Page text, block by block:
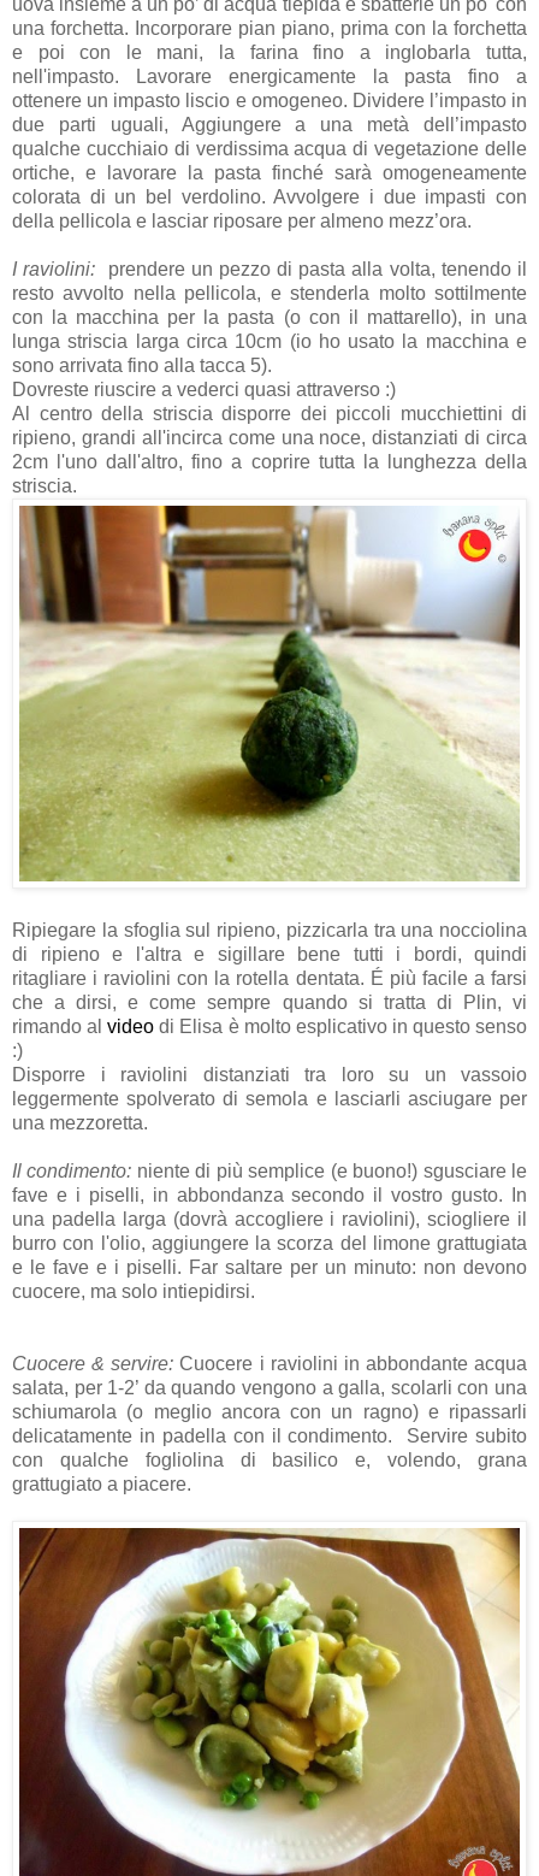
uova insieme a un po’ di acqua tiepida e sbatterle un po' con
una forchetta. Incorporare pian piano, prima con la forchetta
e poi con le mani, la farina fino a inglobarla tutta,
nell'impasto. Lavorare energicamente la pasta fino a
ottenere un impasto liscio e omogeneo. Dividere l’impasto in
due parti uguali, Aggiungere a una metà dell’impasto
qualche cucchiaio di verdissima acqua di vegetazione delle
ortiche, e lavorare la pasta finché sarà omogeneamente
colorata di un bel verdolino. Avvolgere i due impasti con
della pellicola e lasciar riposare per almeno mezz’ora.
I raviolini: prendere un pezzo di pasta alla volta, tenendo il
resto avvolto nella pellicola, e stenderla molto sottilmente
con la macchina per la pasta (o con il mattarello), in una
lunga striscia larga circa 10cm (io ho usato la macchina e
sono arrivata fino alla tacca 5).
Dovreste riuscire a vederci quasi attraverso :)
Al centro della striscia disporre dei piccoli mucchiettini di
ripieno, grandi all'incirca come una noce, distanziati di circa
2cm l'uno dall'altro, fino a coprire tutta la lunghezza della
striscia.
Ripiegare la sfoglia sul ripieno, pizzicarla tra una nocciolina
di ripieno e l'altra e sigillare bene tutti i bordi, quindi
ritagliare i raviolini con la rotella dentata. É più facile a farsi
che a dirsi, e come sempre quando si tratta di Plin, vi
rimando alvideo di Elisa è molto esplicativo in questo senso
:)
Disporre i raviolini distanziati tra loro su un vassoio
leggermente spolverato di semola e lasciarli asciugare per
una mezzoretta.
Il condimento: niente di più semplice (e buono!) sgusciare le
fave e i piselli, in abbondanza secondo il vostro gusto. In
una padella larga (dovrà accogliere i raviolini), sciogliere il
burro con l'olio, aggiungere la scorza del limone grattugiata
e le fave e i piselli. Far saltare per un minuto: non devono
cuocere, ma solo intiepidirsi.
Cuocere & servire: Cuocere i raviolini in abbondante acqua
salata, per 1-2’ da quando vengono a galla, scolarli con una
schiumarola (o meglio ancora con un ragno) e ripassarli
delicatamente in padella con il condimento. Servire subito
con qualche fogliolina di basilico e, volendo, grana
grattugiato a piacere.